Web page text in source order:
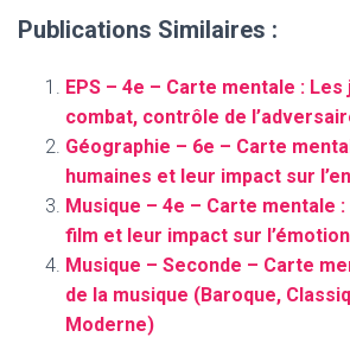
Publications Similaires :
EPS – 4e – Carte mentale : Les
combat, contrôle de
Géographie – 6e – Carte
humaines et leur impact sur
Musique – 4e – Carte mentale
film et leur impact sur l’émotion
Musique – Seconde – Carte
de la musique (Baroque,
Moderne)